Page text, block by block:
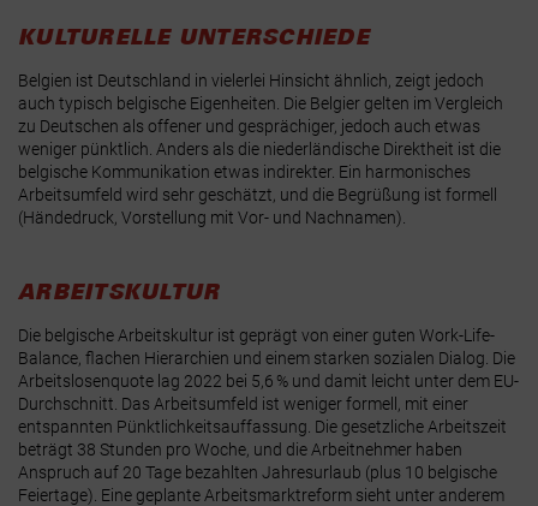
KULTURELLE UNTERSCHIEDE
Belgien ist Deutschland in vielerlei Hinsicht ähnlich, zeigt jedoch
auch typisch belgische Eigenheiten. Die Belgier gelten im Vergleich
zu Deutschen als offener und gesprächiger, jedoch auch etwas
weniger pünktlich. Anders als die niederländische Direktheit ist die
belgische Kommunikation etwas indirekter. Ein harmonisches
Arbeitsumfeld wird sehr geschätzt, und die Begrüßung ist formell
(Händedruck, Vorstellung mit Vor- und Nachnamen).
ARBEITSKULTUR
Die belgische Arbeitskultur ist geprägt von einer guten Work-Life-
Balance, flachen Hierarchien und einem starken sozialen Dialog. Die
Arbeitslosenquote lag 2022 bei 5,6 % und damit leicht unter dem EU-
Durchschnitt . Das Arbeitsumfeld ist weniger formell, mit einer
entspannten Pünktlichkeitsauffassung . Die gesetzliche Arbeitszeit
beträgt 38 Stunden pro Woche, und die Arbeitnehmer haben
Anspruch auf 20 Tage bezahlten Jahresurlaub (plus 10 belgische
Feiertage). Eine geplante Arbeitsmarktreform sieht unter anderem